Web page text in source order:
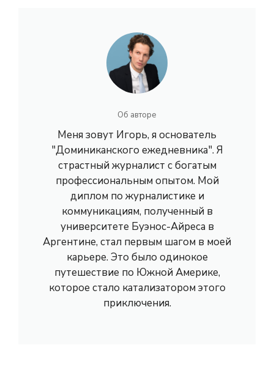
Об авторе
Меня зовут Игорь, я основатель
"Доминиканского ежедневника". Я
страстный журналист с богатым
профессиональным опытом. Мой
диплом по журналистике и
коммуникациям, полученный в
университете Буэнос-Айреса в
Аргентине, стал первым шагом в моей
карьере. Это было одинокое
путешествие по Южной Америке,
которое стало катализатором этого
приключения.